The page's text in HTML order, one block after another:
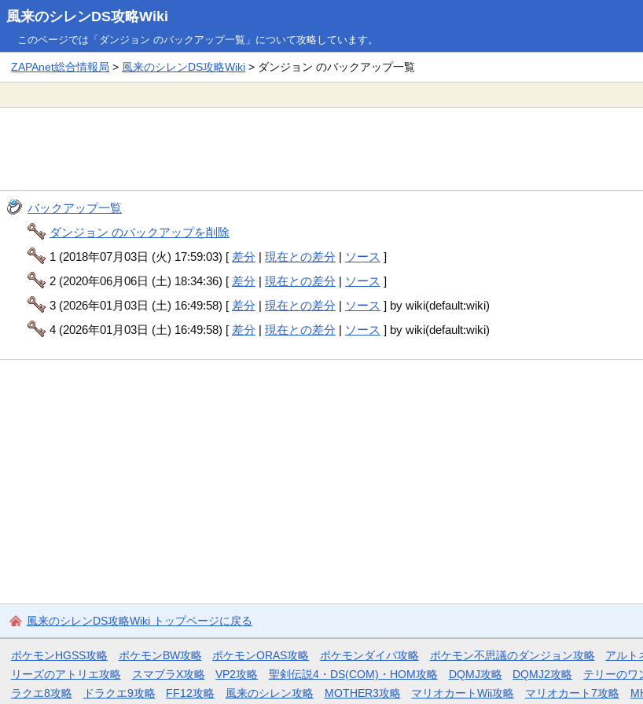
風来のシレンDS攻略Wiki
このページでは「ダンジョン のバックアップ一覧」について攻略しています。
ZAPAnet総合情報局 > 風来のシレンDS攻略Wiki > ダンジョン のバックアップ一覧
バックアップ一覧
ダンジョン のバックアップを削除
1 (2018年07月03日 (火) 17:59:03) [ 差分 |現在との差分 | ソース ]
2 (2020年06月06日 (土) 18:34:36) [ 差分 |現在との差分 | ソース ]
3 (2026年01月03日 (土) 16:49:58) [ 差分 |現在との差分 | ソース ] by wiki(default:wiki)
4 (2026年01月03日 (土) 16:49:58) [ 差分 |現在との差分 | ソース ] by wiki(default:wiki)
風来のシレンDS攻略Wiki トップページに戻る
ポケモンHGSS攻略 ポケモンBW攻略 ポケモンORAS攻略 ポケモンダイパ攻略 ポケモン不思議のダンジョン攻略 アルト
リーズのアトリエ攻略
スマブラX攻略 VP2攻略 聖剣伝説4・DS(COM)・HOM攻略 DQMJ攻略 DQMJ2攻略 テリーのワ
ラクエ8攻略
ドラクエ9攻略 FF12攻略 風来のシレン攻略 MOTHER3攻略 マリオカートWii攻略 マリオカート7攻略